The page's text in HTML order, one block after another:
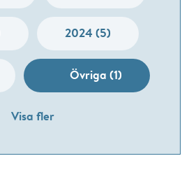
2024 (5)
Övriga (1)
Visa fler